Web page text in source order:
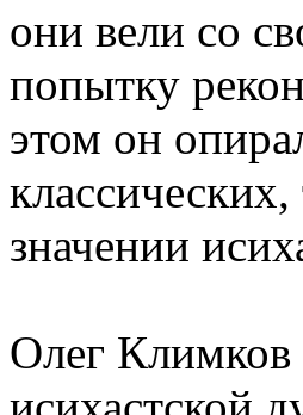
они вели со
попытку
этом он
значении
Олег Климков